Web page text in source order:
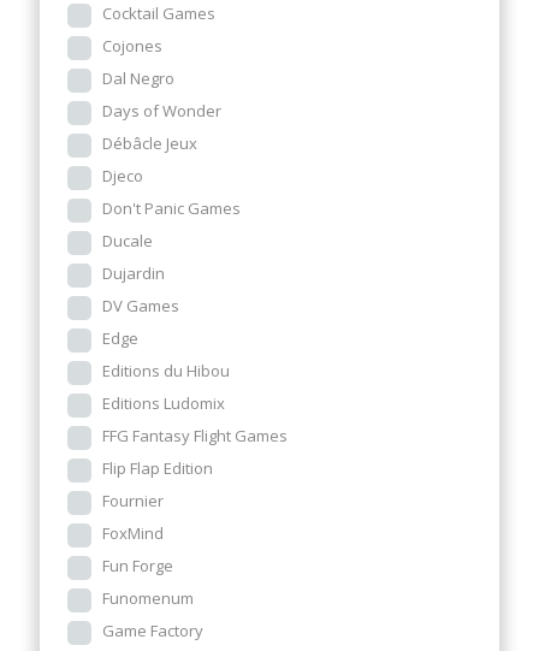
Cocktail Games
Cojones
Dal Negro
Days of Wonder
Débâcle Jeux
Djeco
Don't Panic Games
Ducale
Dujardin
DV Games
Edge
Editions du Hibou
Editions Ludomix
FFG Fantasy Flight Games
Flip Flap Edition
Fournier
FoxMind
Fun Forge
Funomenum
Game Factory